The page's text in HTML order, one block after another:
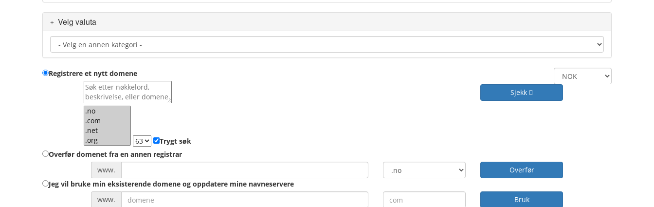
Velg valuta
Registrere et nytt domene
Sjekk
Trygt søk
Overfør domenet fra en annen registrar
www.
Overfør
Jeg vil bruke min eksisterende domene og oppdatere mine navneservere
www.
Bruk